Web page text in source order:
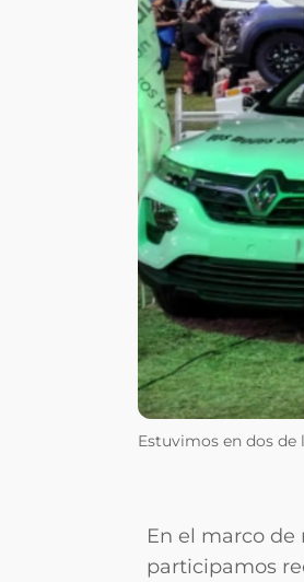
Estuvimos en dos
En el marco
participamos